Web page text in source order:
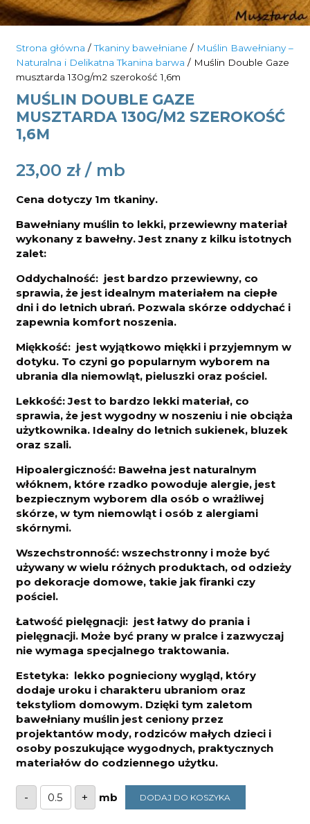
Strona główna /Tkaniny bawełniane / Muślin Bawełniany –
Naturalna i Delikatna Tkanina barwa / Muślin Double Gaze
musztarda 130g/m2 szerokość 1,6m
MUŚLIN DOUBLE GAZE
MUSZTARDA 130G/M2 SZEROKOŚĆ
1,6M
23,00 zł
Cena dotyczy 1m tkaniny.
Bawełniany muślin to lekki, przewiewny materiał
wykonany z bawełny. Jest znany z kilku istotnych
zalet:
Oddychalność: jest bardzo przewiewny, co
sprawia, że jest idealnym materiałem na ciepłe
dni i do letnich ubrań. Pozwala skórze oddychać i
zapewnia komfort noszenia.
Miękkość: jest wyjątkowo miękki i przyjemnym w
dotyku. To czyni go popularnym wyborem na
ubrania dla niemowląt, pieluszki oraz pościel.
Lekkość: Jest to bardzo lekki materiał, co
sprawia, że jest wygodny w noszeniu i nie obciąża
użytkownika. Idealny do letnich sukienek, bluzek
oraz szali.
Hipoalergiczność: Bawełna jest naturalnym
włóknem, które rzadko powoduje alergie, jest
bezpiecznym wyborem dla osób o wrażliwej
skórze, w tym niemowląt i osób z alergiami
skórnymi.
Wszechstronność: wszechstronny i może być
używany w wielu różnych produktach, od odzieży
po dekoracje domowe, takie jak firanki czy
pościel.
Łatwość pielęgnacji: jest łatwy do prania i
pielęgnacji. Może być prany w pralce i zazwyczaj
nie wymaga specjalnego traktowania.
Estetyka: lekko pognieciony wygląd, który
dodaje uroku i charakteru ubraniom oraz
tekstyliom domowym. Dzięki tym zaletom
bawełniany muślin jest ceniony przez
projektantów mody, rodziców małych dzieci i
osoby poszukujące wygodnych, praktycznych
materiałów do codziennego użytku.
-
ilość
Muślin
Double
+ DODAJ DO KOSZYKA